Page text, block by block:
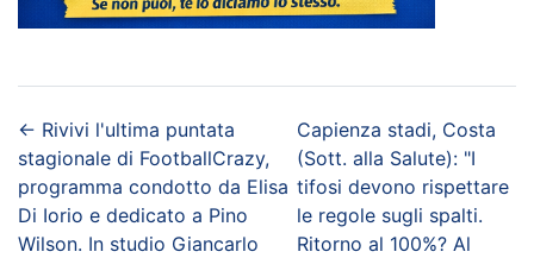
← Rivivi l'ultima puntata
stagionale di FootballCrazy,
programma condotto da Elisa
Di Iorio e dedicato a Pino
Wilson. In studio Giancarlo
Capienza stadi, Costa
(Sott. alla Salute): "I
tifosi devono rispettare
le regole sugli spalti.
Ritorno al 100%? Al